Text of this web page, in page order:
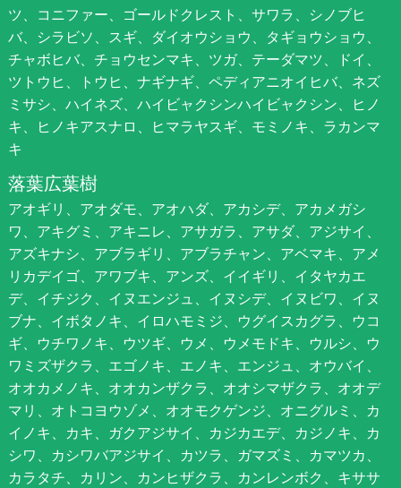
ツ、コニファー、ゴールドクレスト、サワラ、シノブヒ
バ、シラビソ、スギ、ダイオウショウ、タギョウショウ、
チャボヒバ、チョウセンマキ、ツガ、テーダマツ、ドイ、
ツトウヒ、トウヒ、ナギナギ、ペディアニオイヒバ、ネズ
ミサシ、ハイネズ、ハイビャクシンハイビャクシン、ヒノ
キ、ヒノキアスナロ、ヒマラヤスギ、モミノキ、ラカンマ
キ
落葉広葉樹
アオギリ、アオダモ、アオハダ、アカシデ、アカメガシ
ワ、アキグミ、アキニレ、アサガラ、アサダ、アジサイ、
アズキナシ、アブラギリ、アブラチャン、アベマキ、アメ
リカデイゴ、アワブキ、アンズ、イイギリ、イタヤカエ
デ、イチジク、イヌエンジュ、イヌシデ、イヌビワ、イヌ
ブナ、イボタノキ、イロハモミジ、ウグイスカグラ、ウコ
ギ、ウチワノキ、ウツギ、ウメ、ウメモドキ、ウルシ、ウ
ワミズザクラ、エゴノキ、エノキ、エンジュ、オウバイ、
オオカメノキ、オオカンザクラ、オオシマザクラ、オオデ
マリ、オトコヨウゾメ、オオモクゲンジ、オニグルミ、カ
イノキ、カキ、ガクアジサイ、カジカエデ、カジノキ、カ
シワ、カシワバアジサイ、カツラ、ガマズミ、カマツカ、
カラタチ、カリン、カンヒザクラ、カンレンボク、キササ